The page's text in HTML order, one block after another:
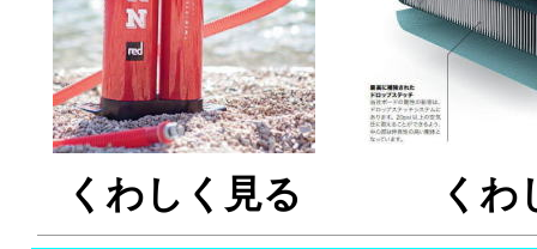
くわしく見る くわ